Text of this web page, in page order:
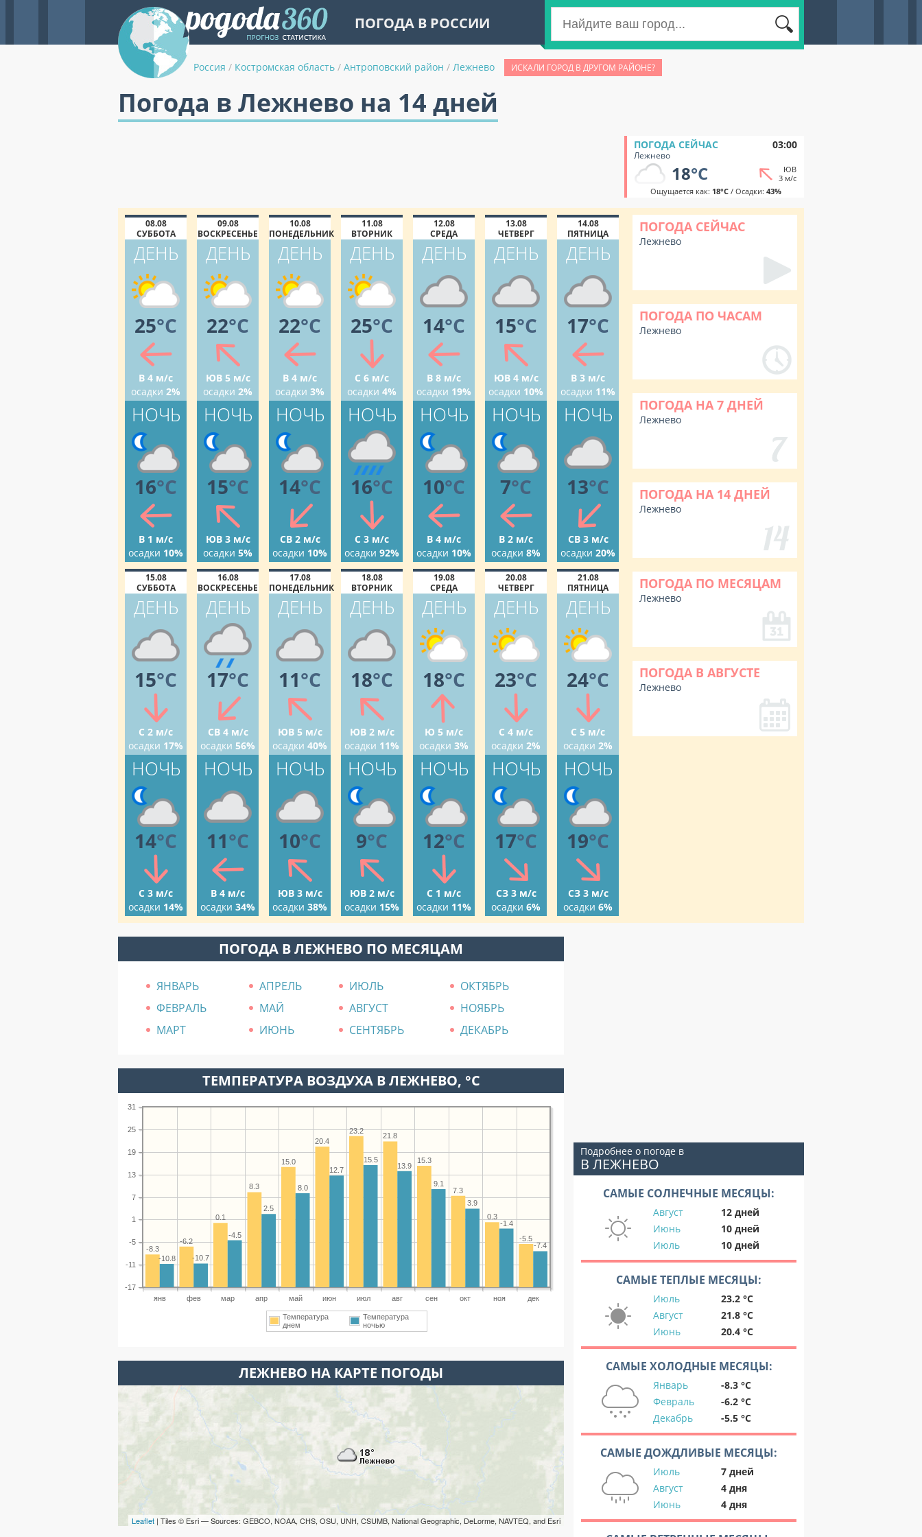
ПОГОДА В РОССИИ
Россия / Костромская область / Антроповский район / Лежнево ИСКАЛИ ГОРОД В ДРУГОМ РАЙОНЕ?
Погода в Лежнево на 14 дней
ПОГОДА СЕЙЧАС 03:00
Лежнево
18°C
ЮВ
3 м/с
Ощущается как: 18°C/ Осадки: 43%
08.08
СУББОТА
ДЕНЬ
25°C
В 4 м/с
осадки 2%
НОЧЬ
16°C
В 1 м/с
осадки 10%
09.08
ВОСКРЕСЕНЬЕ
ДЕНЬ
22°C
ЮВ 5 м/с
осадки 2%
НОЧЬ
15°C
ЮВ 3 м/с
осадки 5%
10.08
ПОНЕДЕЛЬНИК
ДЕНЬ
22°C
В 4 м/с
осадки 3%
НОЧЬ
14°C
СВ 2 м/с
осадки 10%
11.08
ВТОРНИК
ДЕНЬ
25°C
С 6 м/с
осадки 4%
НОЧЬ
16°C
С 3 м/с
осадки 92%
12.08
СРЕДА
ДЕНЬ
14°C
В 8 м/с
осадки 19%
НОЧЬ
10°C
В 4 м/с
осадки 10%
13.08
ЧЕТВЕРГ
ДЕНЬ
15°C
ЮВ 4 м/с
осадки 10%
НОЧЬ
7°C
В 2 м/с
осадки 8%
14.08
ПЯТНИЦА
ДЕНЬ
17°C
В 3 м/с
осадки 11%
НОЧЬ
13°C
СВ 3 м/с
осадки 20%
15.08
СУББОТА
ДЕНЬ
15°C
С 2 м/с
осадки 17%
НОЧЬ
14°C
С 3 м/с
осадки 14%
16.08
ВОСКРЕСЕНЬЕ
ДЕНЬ
17°C
СВ 4 м/с
осадки 56%
НОЧЬ
11°C
В 4 м/с
осадки 34%
17.08
ПОНЕДЕЛЬНИК
ДЕНЬ
11°C
ЮВ 5 м/с
осадки 40%
НОЧЬ
10°C
ЮВ 3 м/с
осадки 38%
18.08
ВТОРНИК
ДЕНЬ
18°C
ЮВ 2 м/с
осадки 11%
НОЧЬ
9°C
ЮВ 2 м/с
осадки 15%
19.08
СРЕДА
ДЕНЬ
18°C
Ю 5 м/с
осадки 3%
НОЧЬ
12°C
С 1 м/с
осадки 11%
20.08
ЧЕТВЕРГ
ДЕНЬ
23°C
С 4 м/с
осадки 2%
НОЧЬ
17°C
СЗ 3 м/с
осадки 6%
21.08
ПЯТНИЦА
ДЕНЬ
24°C
С 5 м/с
осадки 2%
НОЧЬ
19°C
СЗ 3 м/с
осадки 6%
ПОГОДА СЕЙЧАС
Лежнево
ПОГОДА ПО ЧАСАМ
Лежнево
ПОГОДА НА 7 ДНЕЙ
Лежнево
ПОГОДА НА 14 ДНЕЙ
Лежнево
ПОГОДА ПО МЕСЯЦАМ
Лежнево
ПОГОДА В АВГУСТЕ
Лежнево
ПОГОДА В ЛЕЖНЕВО ПО МЕСЯЦАМ
ЯНВАРЬ АПРЕЛЬ ИЮЛЬ
ОКТЯБРЬ
ФЕВРАЛЬ
МАЙ АВГУСТ
НОЯБРЬ
МАРТ
ИЮНЬ СЕНТЯБРЬ ДЕКАБРЬ
ТЕМПЕРАТУРА ВОЗДУХА В ЛЕЖНЕВО, °C
янв фев мар апр май июн июл авг сен окт ноя дек
-17
-11
-5
1
7
13
19
25
31
-5.5
0.3
7.3
15.3
21.8
23.2
20.4
15.0
8.3
0.1
-6.2
-8.3
-7.4
-1.4
3.9
9.1
13.9
15.5
12.7
8.0
2.5
-4.5
-10.7
-10.8
Температура
днем
Температура
ночью
ЛЕЖНЕВО НА КАРТЕ ПОГОДЫ
Leaflet | Tiles © Esri — Sources: GEBCO, NOAA, CHS, OSU, UNH, CSUMB, National Geographic, DeLorme, NAVTEQ, and Esri
Подробнее о погоде в
В ЛЕЖНЕВО
САМЫЕ СОЛНЕЧНЫЕ МЕСЯЦЫ:
Август
12 дней
Июнь
10 дней
Июль
10 дней
САМЫЕ ТЕПЛЫЕ МЕСЯЦЫ:
Июль
23.2 °C
Август
21.8 °C
Июнь
20.4 °C
САМЫЕ ХОЛОДНЫЕ МЕСЯЦЫ:
Январь
-8.3 °C
Февраль
-6.2 °C
Декабрь
-5.5 °C
САМЫЕ ДОЖДЛИВЫЕ МЕСЯЦЫ:
Июль
7 дней
Август
4 дня
Июнь
4 дня